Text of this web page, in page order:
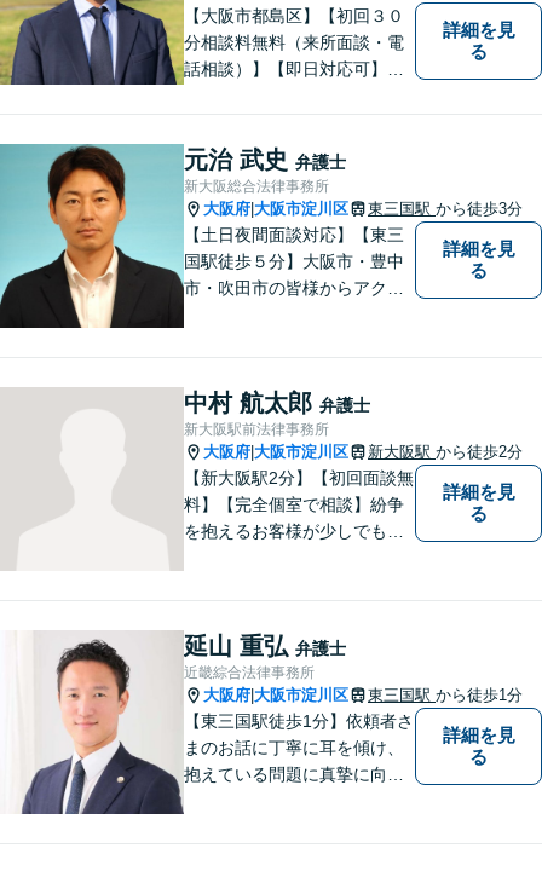
【大阪市都島区】【初回３０
分相談料無料（来所面談・電
話相談）】【即日対応可】
【高倉町三丁目バス停徒歩１
分】【当日・夜間・休日相談
可】刑事事件/相続問題/離婚問
題など経験と知識をもとに、
依頼者様の不安を解消し、問
題解決へ導きます
詳細を見
る
元治 武史 弁護士
新大阪総合法律事務所
大阪府 大阪市淀川区 東三国駅 から徒歩3分
【土日夜間面談対応】【東三
国駅徒歩５分】大阪市・豊中
市・吹田市の皆様からアクセ
詳細を見
る
中村 航太郎 弁護士
新大阪駅前法律事務所
大阪府 大阪市淀川区 新大阪駅 から徒歩2分
【新大阪駅2分】【初回面談無
料】【完全個室で相談】紛争
を抱えるお客様が少しでも早
なく、事実と法律をもとに根
本的な解決を導くことが弁護
士の役割だと考えています。
詳細を見
る
延山 重弘 弁護士
近畿綜合法律事務所
大阪府 大阪市淀川区 東三国駅 から徒歩1分
【東三国駅徒歩1分】依頼者さ
まのお話に丁寧に耳を傾け、
抱えている問題に真摯に向き
詳細を見
る